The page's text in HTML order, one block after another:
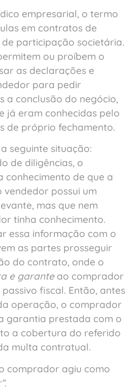
empresarial, o termo
em contratos de
participação societária.
ou proíbem o
as declarações e
para pedir
a conclusão do negócio,
já eram conhecidas pelo
de próprio fechamento.
seguinte situação:
de diligências, o
conhecimento de que a
possui um
mas que nem
tinha conhecimento.
essa informação com o
as partes prosseguir
do contrato, onde o
e garanteao comprador
fiscal. Então, antes
operação, o comprador
garantia prestada com o
a cobertura do referido
multa contratual.
comprador agiu como
.